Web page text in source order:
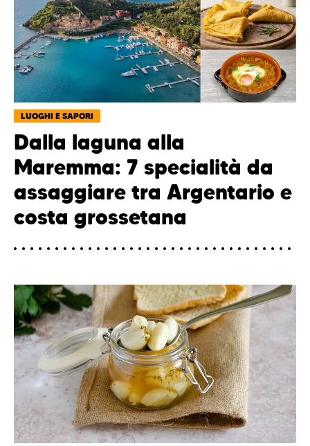
LUOGHI E SAPORI
Dalla laguna alla
Maremma: 7 specialità da
assaggiare tra Argentario e
costa grossetana